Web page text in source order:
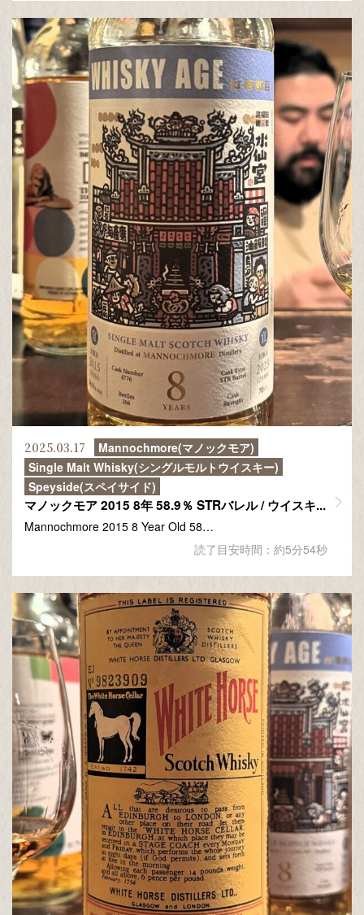
2025.03.17
Mannochmore(マノックモア)
Single Malt Whisky(シングルモルトウイスキー)
Speyside(スペイサイド)
マノックモア 2015 8年 58.9％ STRバレル / ウイスキ...
Mannochmore 2015 8 Year Old 58…
読了目安時間：約5分54秒